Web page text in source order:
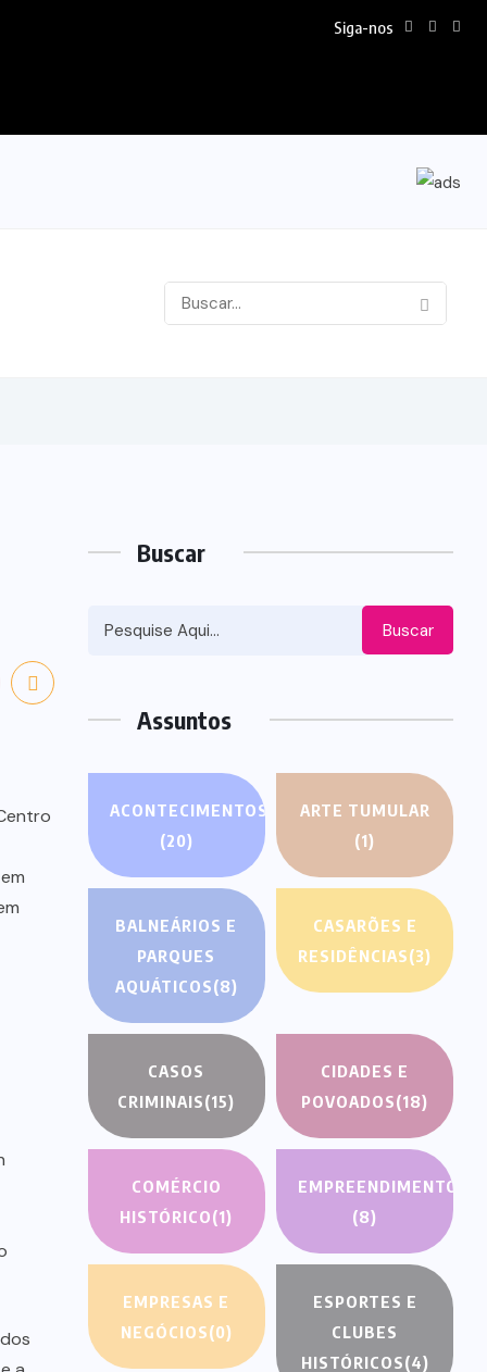
Siga-nos
Buscar
Buscar
Assuntos
ACONTECIMENTOS
(20)
ARTE TUMULAR
(1)
BALNEÁRIOS E
PARQUES
AQUÁTICOS(8)
CASARÕES E
RESIDÊNCIAS(3)
CASOS
CRIMINAIS(15)
CIDADES E
POVOADOS(18)
COMÉRCIO
HISTÓRICO(1)
EMPREENDIMENTOS
(8)
EMPRESAS E
NEGÓCIOS(0)
ESPORTES E
CLUBES
HISTÓRICOS(4)